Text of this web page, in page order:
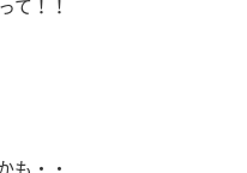
て！！